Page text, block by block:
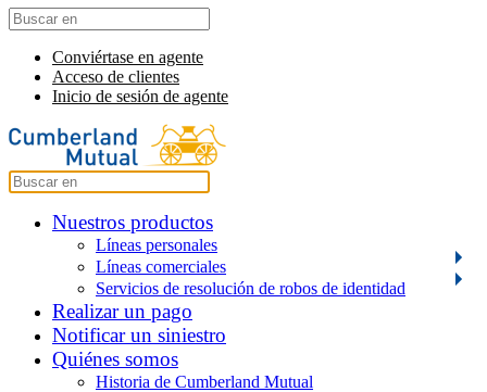
Conviértase en agente
Acceso de clientes
Inicio de sesión de agente
Nuestros productos
Líneas personales
Líneas comerciales
Servicios de resolución de robos de identidad
Realizar un pago
Notificar un siniestro
Quiénes somos
Historia de Cumberland Mutual